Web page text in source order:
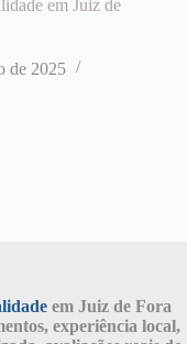
em Juiz de
de 2025
em Juiz de Fora
experiência local,